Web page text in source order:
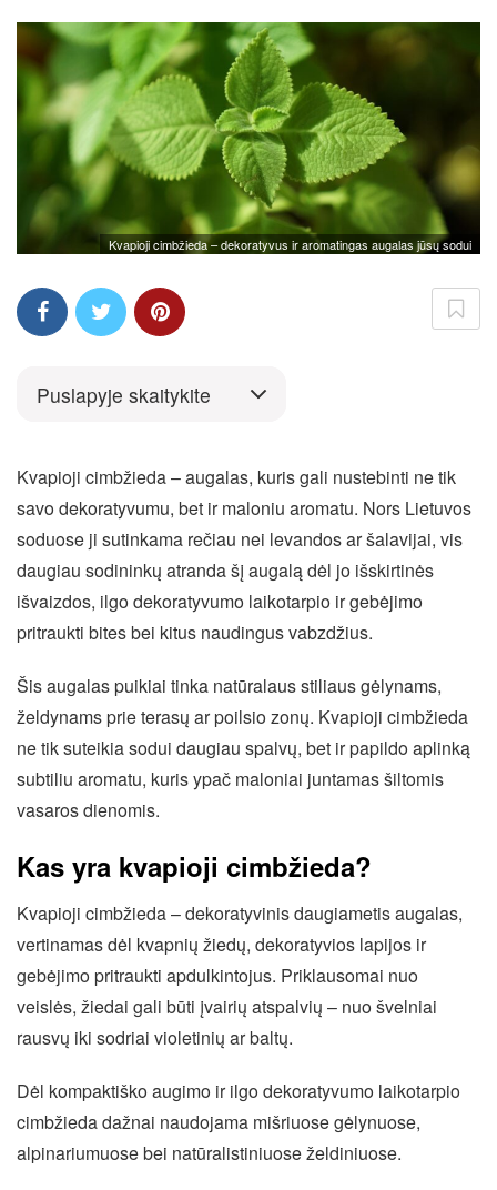
Kvapioji cimbžieda – dekoratyvus ir aromatingas augalas jūsų sodui
Puslapyje skaitykite
Kvapioji cimbžieda – augalas, kuris gali nustebinti ne tik
savo dekoratyvumu, bet ir maloniu aromatu. Nors Lietuvos
soduose ji sutinkama rečiau nei levandos ar šalavijai, vis
daugiau sodininkų atranda šį augalą dėl jo išskirtinės
išvaizdos, ilgo dekoratyvumo laikotarpio ir gebėjimo
pritraukti bites bei kitus naudingus vabzdžius.
Šis augalas puikiai tinka natūralaus stiliaus gėlynams,
želdynams prie terasų ar poilsio zonų. Kvapioji cimbžieda
ne tik suteikia sodui daugiau spalvų, bet ir papildo aplinką
subtiliu aromatu, kuris ypač maloniai juntamas šiltomis
vasaros dienomis.
Kas yra kvapioji cimbžieda?
Kvapioji cimbžieda – dekoratyvinis daugiametis augalas,
vertinamas dėl kvapnių žiedų, dekoratyvios lapijos ir
gebėjimo pritraukti apdulkintojus. Priklausomai nuo
veislės, žiedai gali būti įvairių atspalvių – nuo švelniai
rausvų iki sodriai violetinių ar baltų.
Dėl kompaktiško augimo ir ilgo dekoratyvumo laikotarpio
cimbžieda dažnai naudojama mišriuose gėlynuose,
alpinariumuose bei natūralistiniuose želdiniuose.